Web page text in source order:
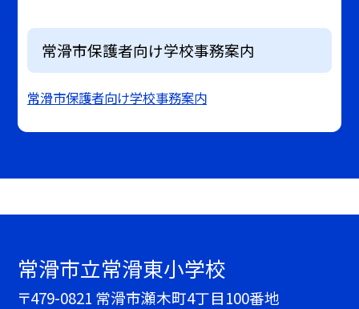
常滑市保護者向け学校事務案内
常滑市保護者向け学校事務案内
常滑市立常滑東小学校
〒479-0821 常滑市瀬木町4丁目100番地